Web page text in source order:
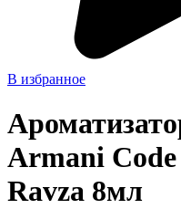
В избранное
Armani
Ravza 8мл